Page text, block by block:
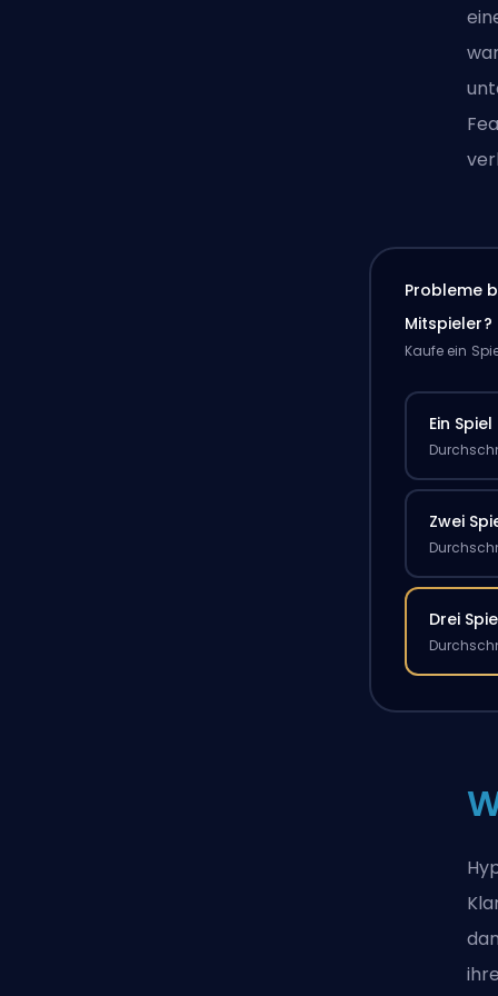
Probleme
Mitspieler?
Kaufe ein
Ein Spiel
Zwei
Drei